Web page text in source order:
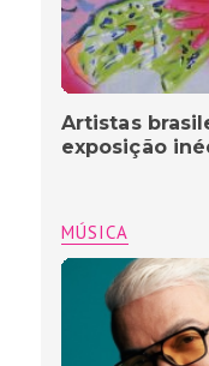
Artistas
exposição
MÚSICA